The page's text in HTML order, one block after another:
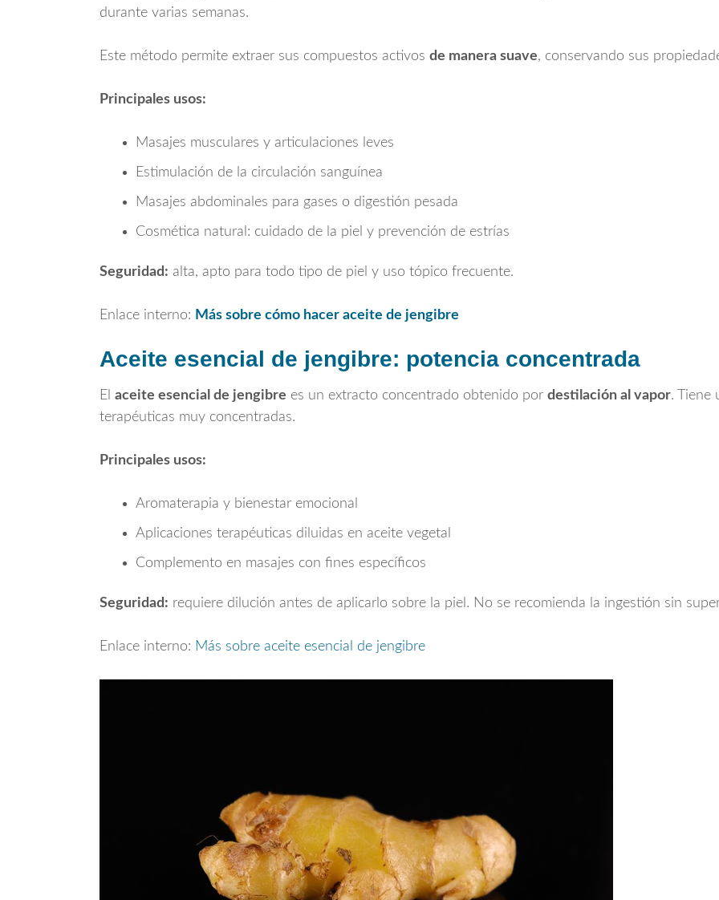
durante varias semanas.
Este método permite extraer sus compuestos activos de manera suave, conservando sus
Principales usos:
Masajes musculares y articulaciones leves
Estimulación de la circulación sanguínea
Masajes abdominales para gases o digestión pesada
Cosmética natural: cuidado de la piel y prevención de estrías
Seguridad: alta, apto para todo tipo de piel y uso tópico frecuente.
Enlace interno: Más sobre cómo hacer aceite de jengibre
Aceite esencial de jengibre: potencia concentrada
El aceite esencial de jengibre es un extracto concentrado obtenido por destilación al vapor. Tiene
terapéuticas muy concentradas.
Principales usos:
Aromaterapia y bienestar emocional
Aplicaciones terapéuticas diluidas en aceite vegetal
Complemento en masajes con fines específicos
Seguridad: requiere dilución antes de aplicarlo sobre la piel. No se recomienda la ingestión sin
Enlace interno: Más sobre aceite esencial de jengibre